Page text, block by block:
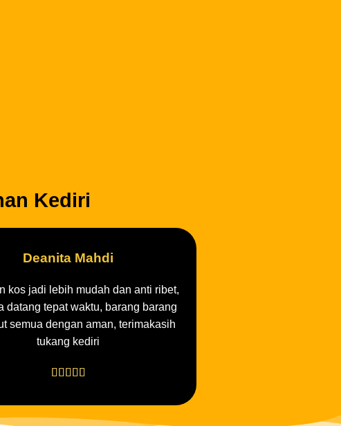
Kediri
Deanita Mahdi
kos jadi lebih mudah dan anti ribet,
datang tepat waktu, barang barang
semua dengan aman, terimakasih
tukang kediri
    